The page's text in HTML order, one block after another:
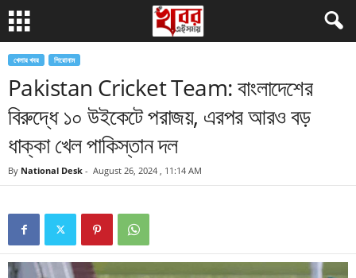
খেলার খবর শিরোনাম
Pakistan Cricket Team: বাংলাদেশের
বিরুদ্ধে ১০ উইকেটে পরাজয়, এরপর আরও বড়
ধাক্কা খেল পাকিস্তান দল
By National Desk - August 26, 2024 , 11:14 AM